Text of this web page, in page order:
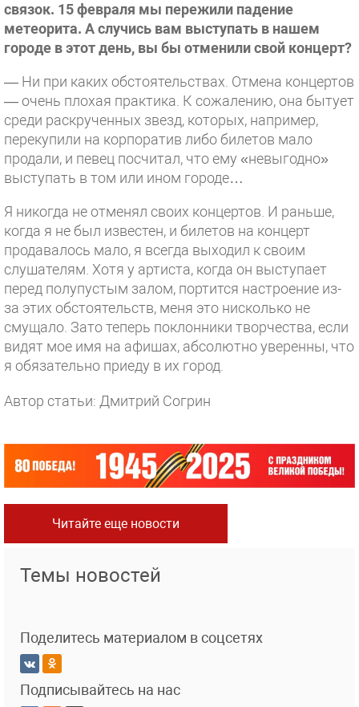
связок. 15 февраля мы пережили падение
метеорита. А случись вам выступать в нашем
городе в этот день, вы бы отменили свой концерт?
— Ни при каких обстоятельствах. Отмена концертов
— очень плохая практика. К сожалению, она бытует
среди раскрученных звезд, которых, например,
перекупили на корпоратив либо билетов мало
продали, и певец посчитал, что ему «невыгодно»
выступать в том или ином городе…
Я никогда не отменял своих концертов. И раньше,
когда я не был известен, и билетов на концерт
продавалось мало, я всегда выходил к своим
слушателям. Хотя у артиста, когда он выступает
перед полупустым залом, портится настроение из-
за этих обстоятельств, меня это нисколько не
смущало. Зато теперь поклонники творчества, если
видят мое имя на афишах, абсолютно уверенны, что
я обязательно приеду в их город.
Автор статьи: Дмитрий Согрин
Читайте еще новости
Темы новостей
Поделитесь материалом в соцсетях
Подписывайтесь на нас